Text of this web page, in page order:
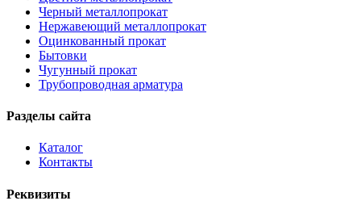
Черный металлопрокат
Нержавеющий металлопрокат
Оцинкованный прокат
Бытовки
Чугунный прокат
Трубопроводная арматура
Разделы сайта
Каталог
Контакты
Реквизиты